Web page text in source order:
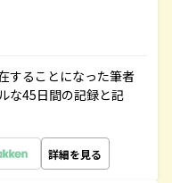
することになった筆者
な45日間の記録と記
詳細を見る